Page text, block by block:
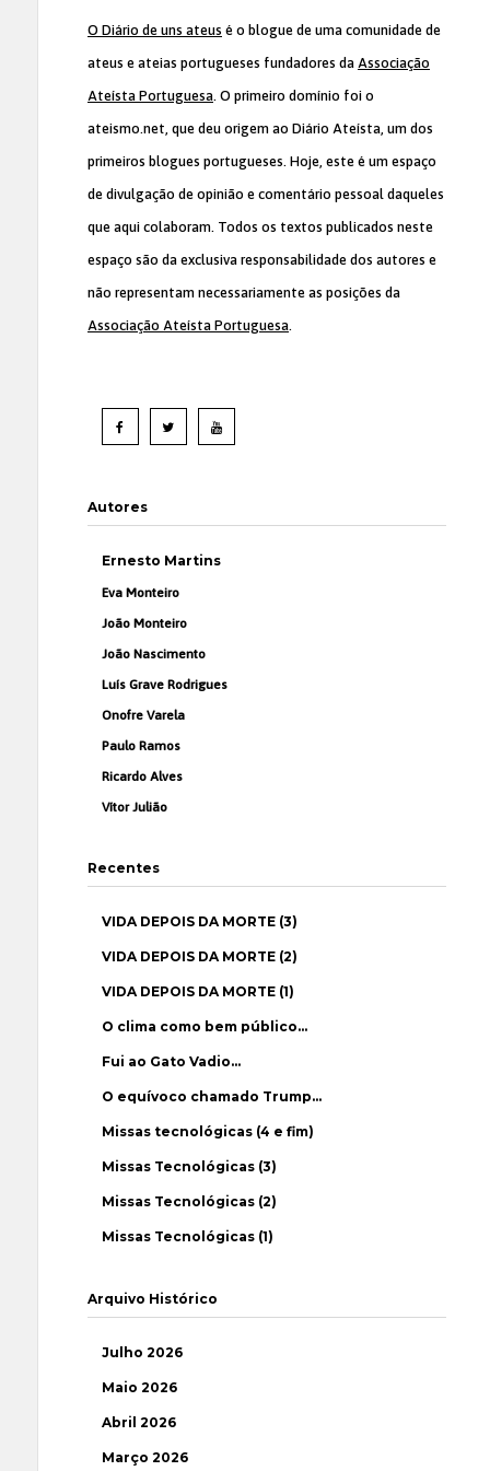
O Diário de uns ateus é o blogue de uma comunidade de
ateus e ateias portugueses fundadores da Associação
Ateísta Portuguesa. O primeiro domínio foi o
ateismo.net, que deu origem ao Diário Ateísta, um dos
primeiros blogues portugueses. Hoje, este é um espaço
de divulgação de opinião e comentário pessoal daqueles
que aqui colaboram. Todos os textos publicados neste
espaço são da exclusiva responsabilidade dos autores e
não representam necessariamente as posições da
Associação Ateísta Portuguesa.
Autores
Ernesto Martins
Eva Monteiro
João Monteiro
João Nascimento
Luís Grave Rodrigues
Onofre Varela
Paulo Ramos
Ricardo Alves
Vítor Julião
Recentes
VIDA DEPOIS DA MORTE (3)
VIDA DEPOIS DA MORTE (2)
VIDA DEPOIS DA MORTE (1)
O clima como bem público…
Fui ao Gato Vadio…
O equívoco chamado Trump…
Missas tecnológicas (4 e fim)
Missas Tecnológicas (3)
Missas Tecnológicas (2)
Missas Tecnológicas (1)
Arquivo Histórico
Julho 2026
Maio 2026
Abril 2026
Março 2026